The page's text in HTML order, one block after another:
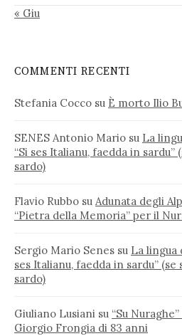
« Giu
COMMENTI RECENTI
Stefania Cocco su È morto Ilio
SENES Antonio Mario su La
“Si ses Italianu, faedda in
sardo)
Flavio Rubbo su Adunata degli
“Pietra della Memoria” per il
Sergio Mario Senes su La lingua
ses Italianu, faedda in sardu”
sardo)
Giuliano Lusiani su “Su
Giorgio Frongia di 83 anni